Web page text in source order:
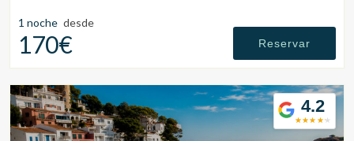
1 noche desde
170€ Reservar
4.2